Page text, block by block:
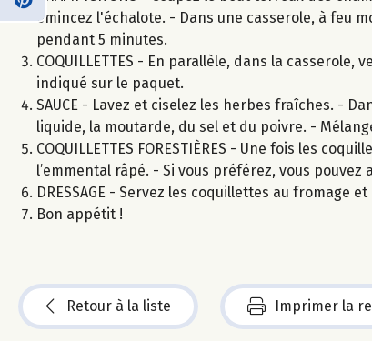
émincez l'échalote. - Dans une casserole, à feu
pendant 5 minutes.
COQUILLETTES - En parallèle, dans la
indiqué sur le paquet.
SAUCE - Lavez et ciselez les herbes fraîches. -
liquide, la moutarde, du sel et du poivre. -
COQUILLETTES FORESTIÈRES - Une fois les
l’emmental râpé. - Si vous préférez, vous
DRESSAGE - Servez les coquillettes au fromage
Bon appétit !
Retour à la liste Imprimer la